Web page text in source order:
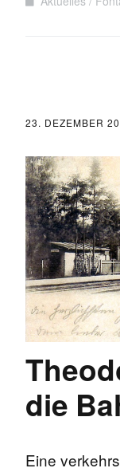
23. DEZEMBER
die
Eine